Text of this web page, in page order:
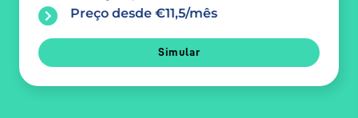
Preço desde €11,5/mês
Simular